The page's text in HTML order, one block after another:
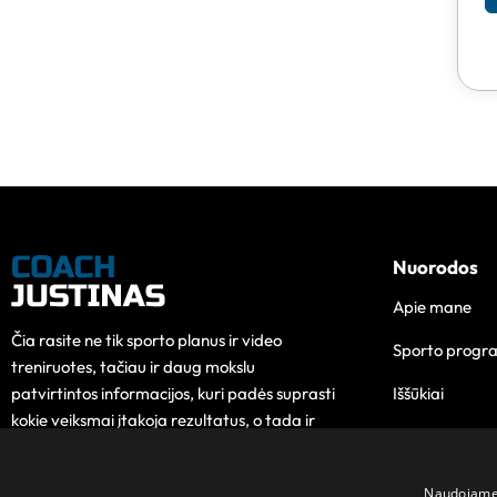
Čia rasite ne tik sporto planus ir video
treniruotes, tačiau ir daug mokslu
patvirtintos informacijos, kuri padės suprasti
kokie veiksmai įtakoja rezultatus, o tada ir
Nuorodos
Apie mane
Sporto
Iššūkiai